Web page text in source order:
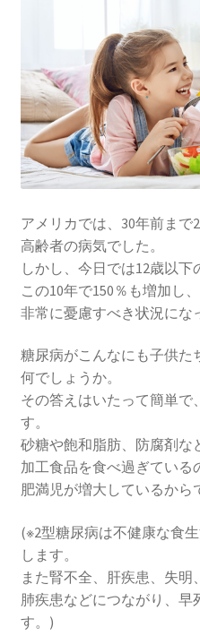
アメリカでは、30年前まで
高齢者の病気でした。
しかし、今日では12歳以下
この10年で150％も増加し、
非常に憂慮すべき状況にな
糖尿病がこんなにも子供た
何でしょうか。
その答えはいたって簡単で
す。
砂糖や飽和脂肪、防腐剤な
加工食品を食べ過ぎている
肥満児が増大しているから
(※2型糖尿病は不健康な食
します。
また腎不全、肝疾患、失明
肺疾患などにつながり、早
す。)